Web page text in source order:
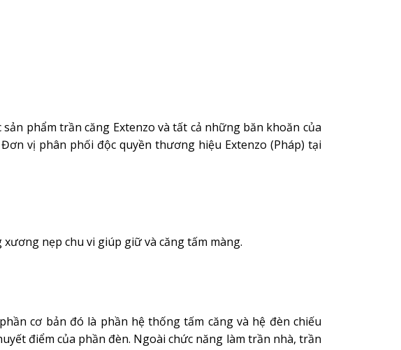
phẩm trần căng Extenzo và tất cả những băn khoăn của
vị phân phối độc quyền thương hiệu Extenzo (Pháp) tại
nẹp chu vi giúp giữ và căng tấm màng.
cơ bản đó là phần hệ thống tấm căng và hệ đèn chiếu
điểm của phần đèn. Ngoài chức năng làm trần nhà, trần